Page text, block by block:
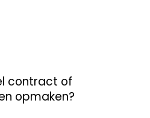
contract of
opmaken?